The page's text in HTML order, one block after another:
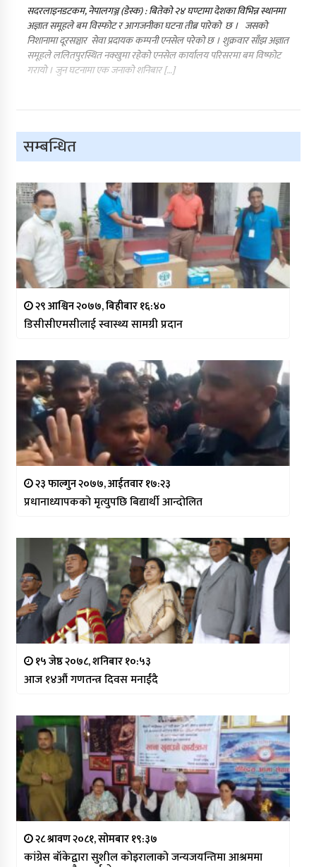
सदरलाइनडटकम, नेपालगञ्ज (डेस्क) : बितेको २४ घण्टामा देशका विभिन्न स्थानमा
अज्ञात समूहले बम विस्फोट र आगजनीका घटना तीब्र पारेको छ । जसको
निशानामा दूरसञ्चार सेवा प्रदायक कम्पनी एनसेल परेको छ । शुक्रवार साँझ अज्ञात
समूहले ललितपुरस्थित नक्खुमा रहेको एनसेल कार्यालय परिसरमा बम विष्फोट
गरायो । जुन घटनामा एक जनाको शनिबार […]
सम्बन्धित
२९ आश्विन २०७७, बिहीबार १६:४०
डिसीसीएमसीलाई स्वास्थ्य सामग्री प्रदान
२३ फाल्गुन २०७७, आईतवार १७:२३
प्रधानाध्यापकको मृत्युपछि बिद्यार्थी आन्दोलित
१५ जेष्ठ २०७८, शनिबार १०:५३
आज १४औं गणतन्त्र दिवस मनाईंदै
२८ श्रावण २०८१, सोमबार १९:३७
कांग्रेस बाँकेद्वारा सुशील कोइरालाको जन्यजयन्तिमा आश्रममा